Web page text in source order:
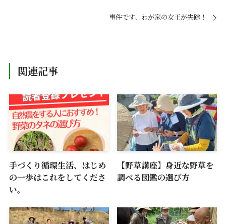
事件です、わが家の女王が失踪！
関連記事
手づくり循環生活、はじめ
の一歩はこれをしてくださ
い。
【野草講座】身近な野草を
調べる図鑑の選び方